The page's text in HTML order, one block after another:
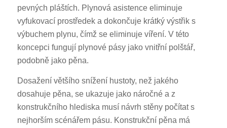
pevných pláštích. Plynová asistence eliminuje
vyfukovací prostředek a dokončuje krátký výstřik s
výbuchem plynu, čímž se eliminuje víření. V této
koncepci fungují plynové pásy jako vnitřní polštář,
podobně jako pěna.
Dosažení většího snížení hustoty, než jakého
dosahuje pěna, se ukazuje jako náročné a z
konstrukčního hlediska musí návrh stěny počítat s
nejhorším scénářem pásu. Konstrukční pěna má